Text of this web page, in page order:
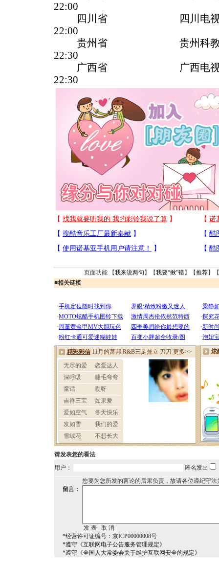
22:00
四川省 四川电视台(科
22:00
贵州省 贵州科教
22:30
广西省 广西电视台(
22:30
页面功能 【我来说两句 】【我要“揪”错】【推荐】
■相关链接
请发表您的看法
用户：
匿名发出
您要为您所发的言论的后果负责，故请各位遵纪守
留言：
*经营许可证编号：京ICP00000008号
*遵守《互联网电子公告服务管理规定》
*遵守《全国人大常委会关于维护互联网安全的规定》